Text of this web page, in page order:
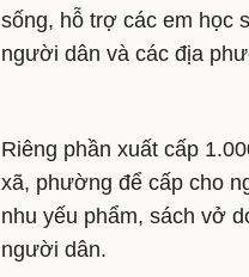
sống, hỗ trợ các em học
người dân và các địa
Riêng phần xuất cấp
xã, phường để cấp cho
nhu yếu phẩm, sách vở
người dân.